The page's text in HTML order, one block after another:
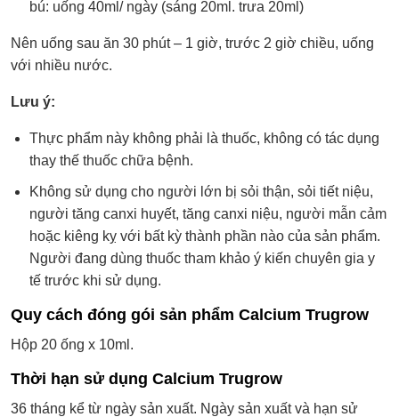
bú: uống 40ml/ ngày (sáng 20ml. trưa 20ml)
Nên uống sau ăn 30 phút – 1 giờ, trước 2 giờ chiều, uống
với nhiều nước.
Lưu ý:
Thực phẩm này không phải là thuốc, không có tác dụng
thay thế thuốc chữa bệnh.
Không sử dụng cho người lớn bị sỏi thận, sỏi tiết niệu,
người tăng canxi huyết, tăng canxi niệu, người mẫn cảm
hoặc kiêng kỵ với bất kỳ thành phần nào của sản phẩm.
Người đang dùng thuốc tham khảo ý kiến chuyên gia y
tế trước khi sử dụng.
Quy cách đóng gói sản phẩm Calcium Trugrow
Hộp 20 ống x 10ml.
Thời hạn sử dụng Calcium Trugrow
36 tháng kể từ ngày sản xuất. Ngày sản xuất và hạn sử